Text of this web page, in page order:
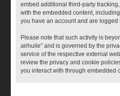
embed additional third-party
with the embedded content,
you have an account and are logged
Please note that such activity is
airhuile” and is governed by the
service of the respective external
review the privacy and cookie
you interact with through embedded